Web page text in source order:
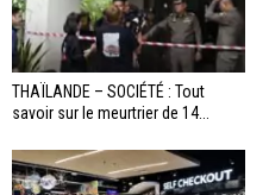
THAÏLANDE – SOCIÉTÉ : Tout
savoir sur le meurtrier de 14...